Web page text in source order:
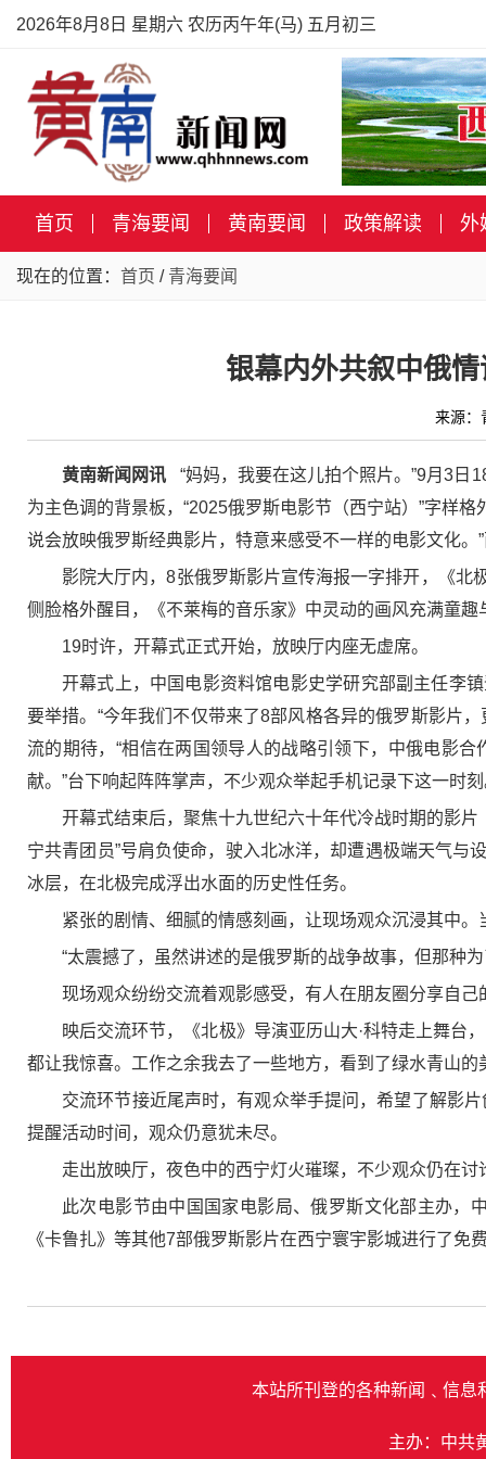
2026年8月8日 星期六 农历丙午年(马) 五月初三
首页 青海要闻 黄南要闻 政策解读 外
现在的位置： 首页 / 青海要闻
银幕内外共叙中俄
来源
黄南新闻网讯
“妈妈，我要在这儿拍个照片。”9月3
为主色调的背景板，“2025俄罗斯电影节（西宁站）”字样
说会放映俄罗斯经典影片，特意来感受不一样的电影文化
影院大厅内，8张俄罗斯影片宣传海报一字排开，《
侧脸格外醒目，《不莱梅的音乐家》中灵动的画风充满童
19时许，开幕式正式开始，放映厅内座无虚席。
开幕式上，中国电影资料馆电影史学研究部副主任李
要举措。“今年我们不仅带来了8部风格各异的俄罗斯影片
流的期待，“相信在两国领导人的战略引领下，中俄电影
献。”台下响起阵阵掌声，不少观众举起手机记录下这一时
开幕式结束后，聚焦十九世纪六十年代冷战时期的影
宁共青团员”号肩负使命，驶入北冰洋，却遭遇极端天气
冰层，在北极完成浮出水面的历史性任务。
紧张的剧情、细腻的情感刻画，让现场观众沉浸其中
“太震撼了，虽然讲述的是俄罗斯的战争故事，但那种
现场观众纷纷交流着观影感受，有人在朋友圈分享自
映后交流环节，《北极》导演亚历山大·科特走上舞台
都让我惊喜。工作之余我去了一些地方，看到了绿水青山
交流环节接近尾声时，有观众举手提问，希望了解影
提醒活动时间，观众仍意犹未尽。
走出放映厅，夜色中的西宁灯火璀璨，不少观众仍在
此次电影节由中国国家电影局、俄罗斯文化部主办，
《卡鲁扎》等其他7部俄罗斯影片在西宁寰宇影城进行了免
本站所刊登的各种新闻﹑信息
主办：中共